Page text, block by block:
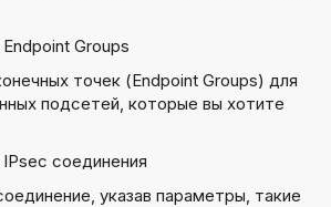
Groups
точек (Endpoint Groups) для
подсетей, которые вы хотите
соединения
указав параметры, такие